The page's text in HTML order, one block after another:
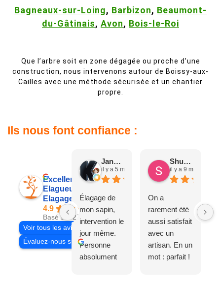
Bagneaux-sur-Loing, Barbizon, Beaumont-
du-Gâtinais, Avon, Bois-le-Roi
Que l’arbre soit en zone dégagée ou proche d’une
construction, nous intervenons autour de Boissy-aux-
Cailles avec une méthode sécurisée et un chantier
propre.
Ils nous font confiance :
Excellent
Elagueur 77
Elagage Villiers
4.9
Basé sur 27 avis
Voir tous les avis
Évaluez-nous sur
Jane D.
il y a 5 mois
Élagage de
mon sapin,
intervention le
jour même.
Personne
absolument
Shuang & Jean K.
il y a 9 mois
On a
rarement été
aussi satisfait
avec un
artisan. En un
mot : parfait !